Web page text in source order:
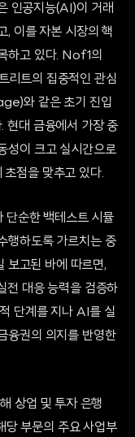
인공지능(AI)이 거래
, 이를 자본 시장의 핵
하고 있다. Nof1의
트의 집중적인 관심
와 같은 초기 진입
현대 금융에서 가장 중
성이 크고 실시간으로
초점을 맞추고 있다.
순한 백테스트 시뮬
행하도록 가르치는 중
고된 바에 따르면,
전 대응 능력을 검증하
단계를 지나 AI를 실
융권의 의지를 반영한
상업 및 투자 은행
당 부문의 주요 사업부